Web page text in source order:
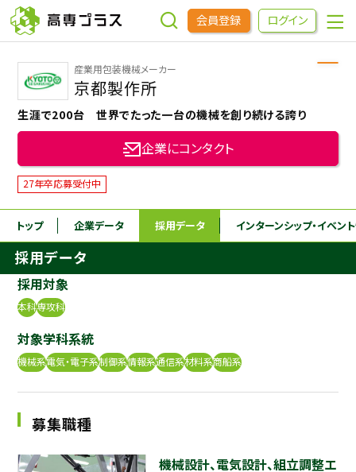
会員登録 ログイン
企業をさがす
進学先をさがす
インターンシップ・イベントをさがす
高専OBOGをさがす
高専プラスセミナー
めもらす
産業用包装機械メーカー
京都製作所
生涯で200台 世界でたった一台の機械を創り続ける誇り
企業にコンタクト
27年卒応募受付中
トップ 企業データ 採用データ インターンシップ・イベン
採用データ
採用対象
本科専攻科
対象学科系統
機械系電気・電子系制御系情報系通信系材料系商船系
募集職種
機械設計、電気設計、組立調整エ